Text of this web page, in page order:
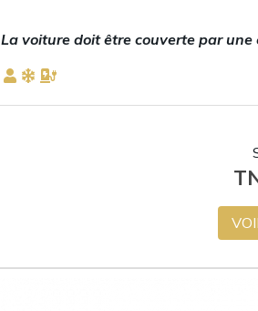
La voiture doit être couverte par